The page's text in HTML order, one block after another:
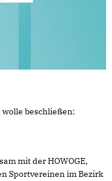
beschließen:
mit der HOWOGE,
Sportvereinen im Bezirk